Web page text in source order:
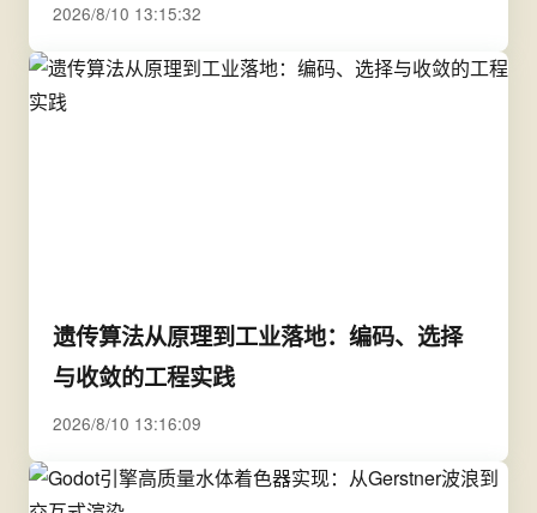
2026/8/10 13:15:32
遗传算法从原理到工业落地：编码、选择
与收敛的工程实践
2026/8/10 13:16:09